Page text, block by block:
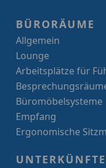
BÜRORÄUME
Allgemein
Lounge
Arbeitsplätze für
Büromöbelsysteme
Empfang
Ergonomische
UNTERKÜNFTE